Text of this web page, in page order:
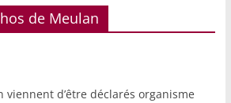
de Meulan
viennent d’être déclarés organisme